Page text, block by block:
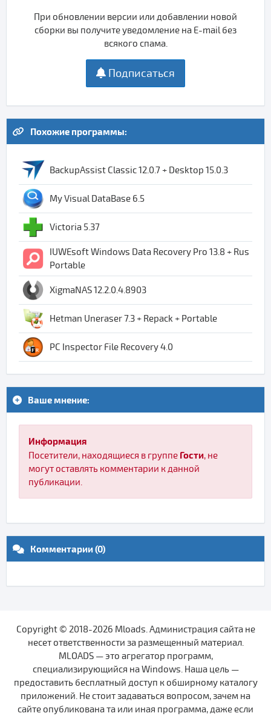
При обновлении версии или добавлении новой
сборки вы получите уведомление на E-mail без
всякого спама.
Подписаться
Похожие программы:
BackupAssist Classic 12.0.7 + Desktop 15.0.3
My Visual DataBase 6.5
Victoria 5.37
IUWEsoft Windows Data Recovery Pro 13.8 + Rus
Portable
XigmaNAS 12.2.0.4.8903
Hetman Uneraser 7.3 + Repack + Portable
PC Inspector File Recovery 4.0
Ваше мнение:
Информация
Посетители, находящиеся в группе Гости, не
могут оставлять комментарии к данной
публикации.
Комментарии (0)
Copyright © 2018-2026 Mloads. Администрация сайта не
несет ответственности за размещенный материал.
MLOADS — это агрегатор программ,
специализирующийся на Windows. Наша цель —
предоставить бесплатный доступ к обширному каталогу
приложений. Не стоит задаваться вопросом, зачем на
сайте опубликована та или иная программа, даже если